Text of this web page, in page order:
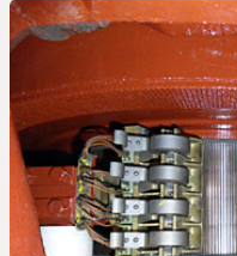
BB
25660
travaux
de
remise
en
état
du